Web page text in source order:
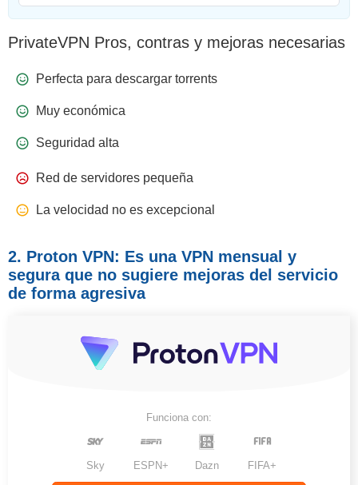
PrivateVPN Pros, contras y mejoras necesarias
Perfecta para descargar torrents
Muy económica
Seguridad alta
Red de servidores pequeña
La velocidad no es excepcional
2. Proton VPN: Es una VPN mensual y
segura que no sugiere mejoras del servicio
de forma agresiva
Funciona con:
Sky ESPN+ Dazn FIFA+